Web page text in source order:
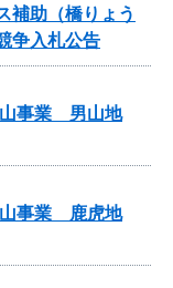
補助（橋りょう
争入札公告
山事業 男山地
山事業 鹿虎地